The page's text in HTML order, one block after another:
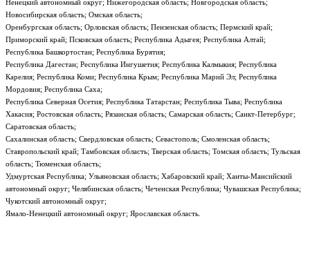
Ненецкий автономный округ; Нижегородская область; Новгородская область;
Новосибирская область; Омская область;
Оренбургская область; Орловская область; Пензенская область; Пермский край;
Приморский край; Псковская область; Республика Адыгея; Республика Алтай;
Республика Башкортостан; Республика Бурятия;
Республика Дагестан; Республика Ингушетия; Республика Калмыкия; Республика
Карелия; Республика Коми; Республика Крым; Республика Марий Эл; Республика
Мордовия; Республика Саха;
Республика Северная Осетия; Республика Татарстан; Республика Тыва; Республика
Хакасия; Ростовская область; Рязанская область; Самарская область; Санкт-Петербург;
Саратовская область;
Сахалинская область; Свердловская область; Севастополь; Смоленская область;
Ставропольский край; Тамбовская область; Тверская область; Томская область; Тульская
область; Тюменская область;
Удмуртская Республика; Ульяновская область; Хабаровский край; Ханты-Мансийский
автономный округ; Челябинская область; Чеченская Республика; Чувашская Республика;
Чукотский автономный округ;
Ямало-Ненецкий автономный округ; Ярославская область.